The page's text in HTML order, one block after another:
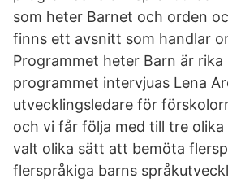
som heter Barnet och orden
finns ett avsnitt som handlar
Programmet heter Barn är rika
programmet intervjuas Lena
utvecklingsledare för
och vi får följa med till tre
valt olika sätt att bemöta
flerspråkiga barns